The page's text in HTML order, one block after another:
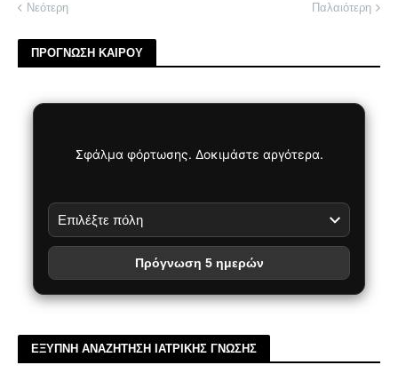
Νεότερη Παλαιότερη
ΠΡΟΓΝΩΣΗ ΚΑΙΡΟΥ
Σφάλμα φόρτωσης. Δοκιμάστε αργότερα.
Πρόγνωση 5 ημερών
ΕΞΥΠΝΗ ΑΝΑΖΗΤΗΣΗ ΙΑΤΡΙΚΗΣ ΓΝΩΣΗΣ